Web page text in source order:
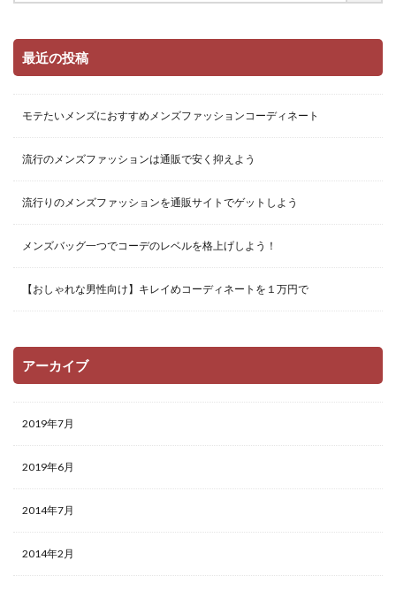
最近の投稿
モテたいメンズにおすすめメンズファッションコーディネート
流行のメンズファッションは通販で安く抑えよう
流行りのメンズファッションを通販サイトでゲットしよう
メンズバッグ一つでコーデのレベルを格上げしよう！
【おしゃれな男性向け】キレイめコーディネートを１万円で
アーカイブ
2019年7月
2019年6月
2014年7月
2014年2月